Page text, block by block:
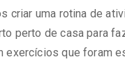
criar uma rotina de
perto de casa para
que foram